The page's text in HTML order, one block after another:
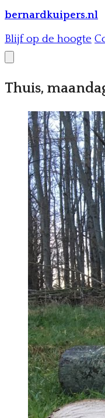
bernardkuipers.nl
Blijf op de hoogte
Thuis,